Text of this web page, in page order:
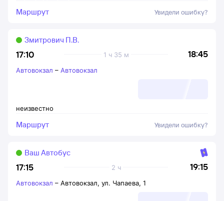
Маршрут Увидели ошибку?
17:10 18:45
1 ч 35 м
Змитрович П.В.
неизвестно
Автовокзал – Автовокзал
Маршрут Увидели ошибку?
17:15 19:15
2 ч
Ваш Автобус
Автовокзал – Автовокзал, ул. Чапаева, 1